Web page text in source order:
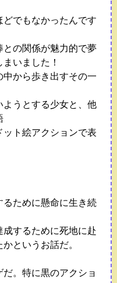
でもなかったんです
の関係が魅力的で夢
いました！
から歩き出すその一
ようとする少女と、他
ット絵アクションで表
るために懸命に生き続
するために死地に赴
というお話だ。
。特に黒のアクショ